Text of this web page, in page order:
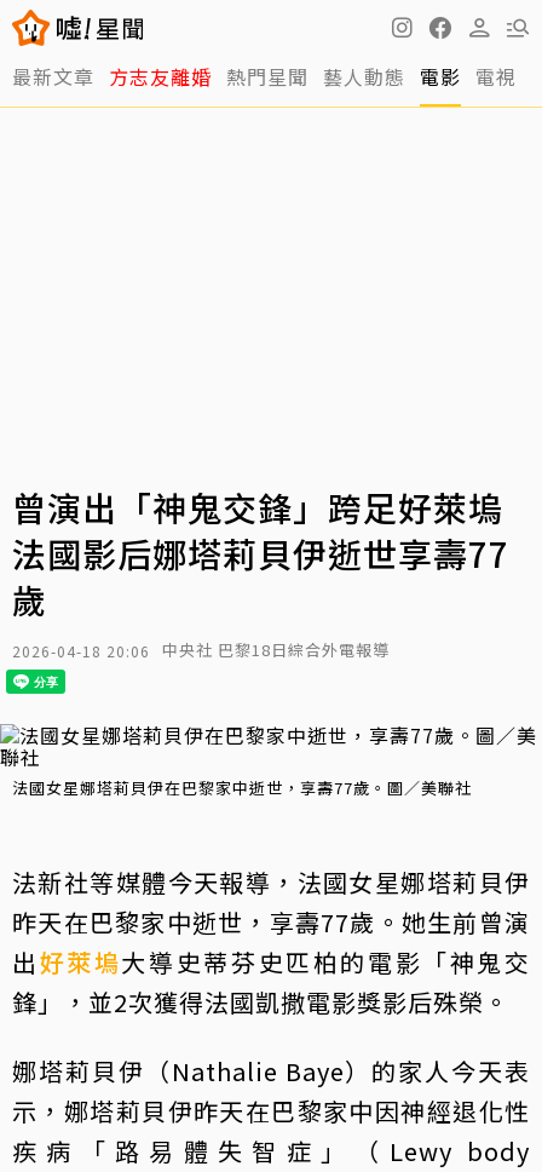
最新文章 方志友離婚 熱門星聞 藝人動態 電影 電視
曾演出「神鬼交鋒」跨足好萊塢
法國影后娜塔莉貝伊逝世享壽77
歲
2026-04-18 20:06 中央社 巴黎18日綜合外電報導
法國女星娜塔莉貝伊在巴黎家中逝世，享壽77歲。圖／美聯社
法新社等媒體今天報導，法國女星娜塔莉貝伊
昨天在巴黎家中逝世，享壽77歲。她生前曾演
出好萊塢大導史蒂芬史匹柏的電影「神鬼交
鋒」，並2次獲得法國凱撒電影獎影后殊榮。
娜塔莉貝伊（Nathalie Baye）的家人今天表
示，娜塔莉貝伊昨天在巴黎家中因神經退化性
疾病「路易體失智症」（Lewy body